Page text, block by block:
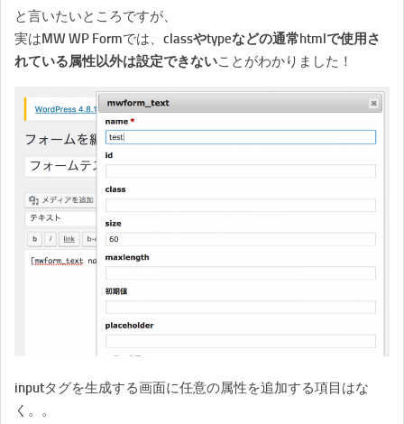
と言いたいところですが、
実はMW WP Formでは、 classやtypeなどの通常htmlで使用さ
れている属性以外は設定できないことがわかりました！
inputタグを生成する画面に任意の属性を追加する項目はな
く。。